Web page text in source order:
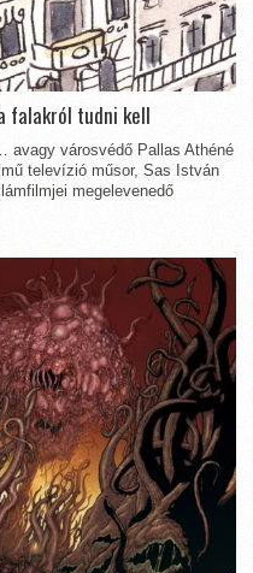
falakról tudni kell
avagy városvédő Pallas Athéné
televízió műsor, Sas István
megelevenedő